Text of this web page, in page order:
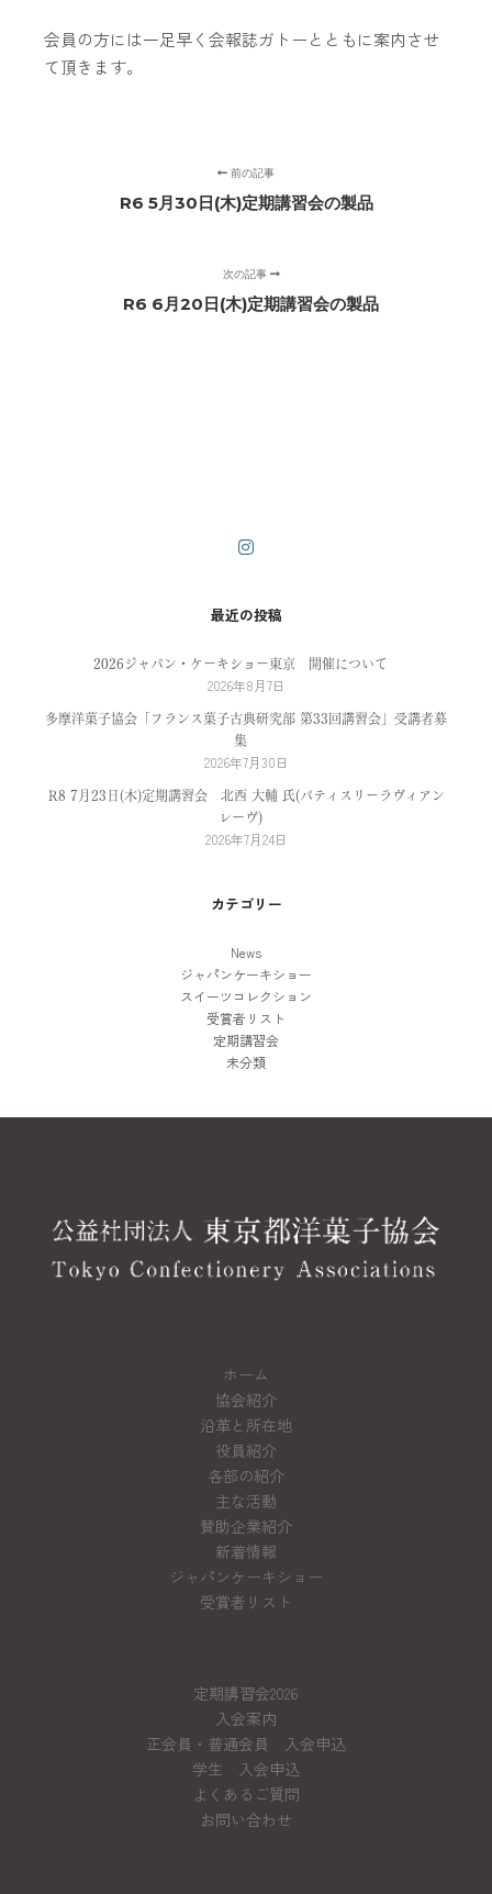
会員の方には一足早く会報誌ガトーとともに案内させ
て頂きます。
前の記事
R6 5月30日(木)定期講習会の製品
次の記事
R6 6月20日(木)定期講習会の製品
最近の投稿
2026ジャパン・ケーキショー東京 開催について
2026年8月7日
多摩洋菓子協会「フランス菓子古典研究部 第33回講習会」受講者募
集
2026年7月30日
R8 7月23日(木)定期講習会 北西 大輔 氏(パティスリーラヴィアン
レーヴ)
2026年7月24日
カテゴリー
News
ジャパンケーキショー
スイーツコレクション
受賞者リスト
定期講習会
未分類
ホーム
協会紹介
沿革と所在地
役員紹介
各部の紹介
主な活動
賛助企業紹介
新着情報
ジャパンケーキショー
受賞者リスト
定期講習会2026
入会案内
正会員・普通会員 入会申込
学生 入会申込
よくあるご質問
お問い合わせ